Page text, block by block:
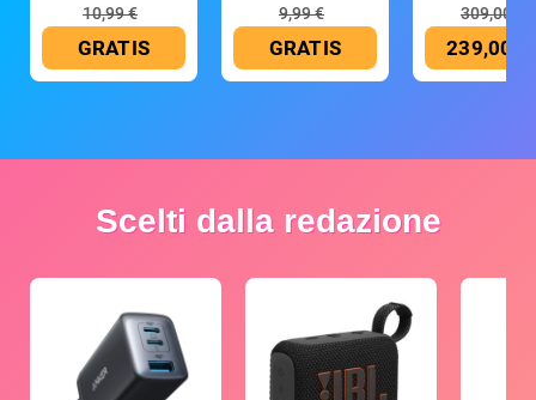
10,99 €
GRATIS
9,99 €
GRATIS
309,00 €
239,00 €
Scelti dalla redazione